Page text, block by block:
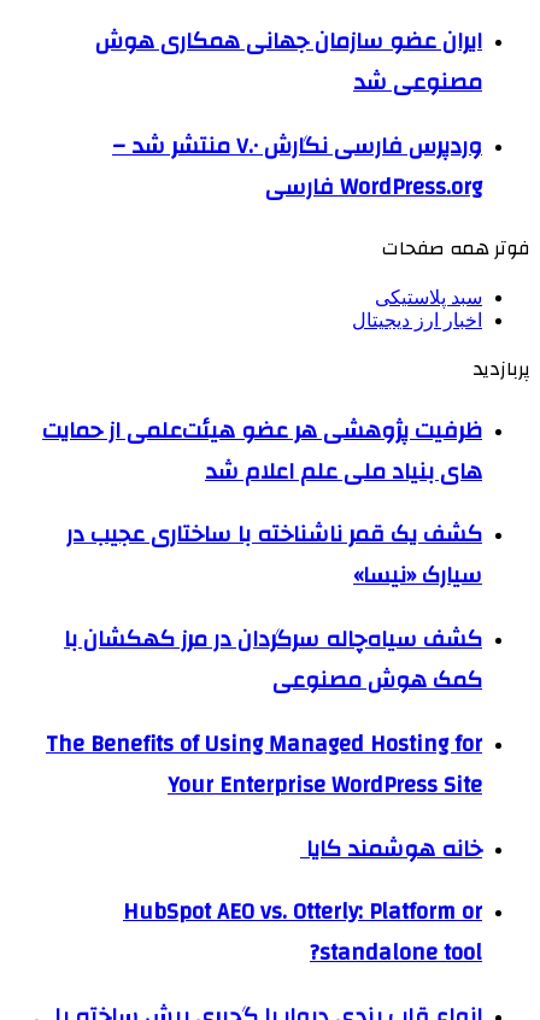
ایران عضو سازمان جهانی همکاری هوش
مصنوعی شد
وردپرس فارسی نگارش ۷.۰ منتشر شد –
WordPress.org فارسی
فوتر همه صفحات
سبد پلاستیکی
اخبار ارز دیجیتال
پربازدید
ظرفیت پژوهشی هر عضو هیئت‌علمی از حمایت
های بنیاد ملی علم اعلام شد
کشف یک قمر ناشناخته با ساختاری عجیب در
سیارک «نیسا»
کشف سیاه‌چاله سرگردان در مرز کهکشان با
کمک هوش مصنوعی
The Benefits of Using Managed Hosting for
Your Enterprise WordPress Site
خانه هوشمند کایا
HubSpot AEO vs. Otterly: Platform or
standalone tool?